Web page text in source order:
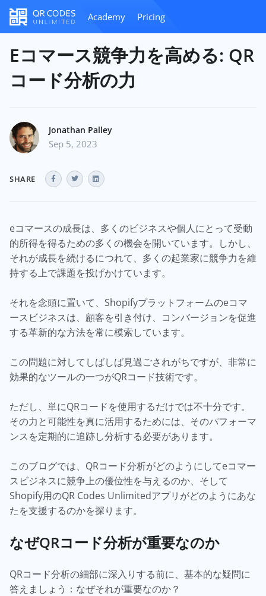
Academy Pricing
Eコマース競争力を高める: QR
コード分析の力
Jonathan Palley
Sep 5, 2023
SHARE
eコマースの成長は、多くのビジネスや個人にとって受動
的所得を得るための多くの機会を開いています。しかし、
それが成長を続けるにつれて、多くの起業家に競争力を維
持する上で課題を投げかけています。
それを念頭に置いて、Shopifyプラットフォームのeコマ
ースビジネスは、顧客を引き付け、コンバージョンを促進
する革新的な方法を常に模索しています。
この問題に対してしばしば見過ごされがちですが、非常に
効果的なツールの一つがQRコード技術です。
ただし、単にQRコードを使用するだけでは不十分です。
その力と可能性を真に活用するためには、そのパフォーマ
ンスを定期的に追跡し分析する必要があります。
このブログでは、QRコード分析がどのようにしてeコマー
スビジネスに競争上の優位性を与えるのか、そして
Shopify用のQR Codes Unlimitedアプリがどのようにあな
たを支援するのかを探ります。
なぜQRコード分析が重要なのか
QRコード分析の細部に深入りする前に、基本的な疑問に
答えましょう：なぜそれが重要なのか？